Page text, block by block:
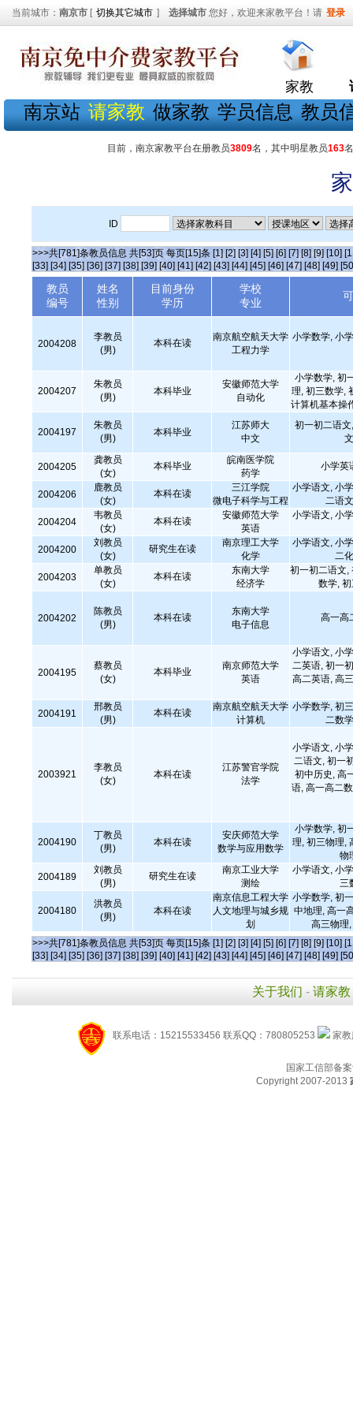
当前城市： 南京市 [ 切换其它城市 ] 选择城市 您好，欢迎来家教平台！请 登录
家教
南京站 请家教 做家教 学员信息 教员
目前，南京家教平台在册教员3809名，其中明星教员163
ID
>>>共[781]条教员信息 共[53]页 每页[15]条 [1] [2] [3] [4] [5] [6] [7] [8] [9] [10]
[33] [34] [35] [36] [37] [38] [39] [40] [41] [42] [43] [44] [45] [46] [47] [48] [49]
教员
编号
姓名
性别
目前身份
学历
学校
专业
2004208
李教员
(男)
本科在读
南京航空航天大学
工程力学
小学数学, 小
2004207
朱教员
(男)
本科毕业
安徽师范大学
自动化
小学数学, 初
理, 初三数学,
计算机基本操
2004197
朱教员
(男)
本科毕业
江苏师大
中文
初一初二语
2004205
龚教员
(女)
本科毕业
皖南医学院
药学
小学英
2004206
鹿教员
(女)
本科在读
三江学院
微电子科学与工程
小学语文, 小
二语
2004204
韦教员
(女)
本科在读
安徽师范大学
英语
小学语文, 小
2004200
刘教员
(女)
研究生在读
南京理工大学
化学
小学语文, 小
二
2004203
单教员
(女)
本科在读
东南大学
经济学
初一初二语文,
数学,
2004202
陈教员
(男)
本科在读
东南大学
电子信息
高一高
2004195
蔡教员
(女)
本科毕业
南京师范大学
英语
小学语文, 小
二英语, 初一
高二英语, 高
2004191
邢教员
(男)
本科在读
南京航空航天大学
计算机
小学数学, 初
二数
2003921
李教员
(女)
本科在读
江苏警官学院
法学
小学语文, 小
二语文, 初一
初中历史, 高
语, 高一高二
2004190
丁教员
(男)
本科在读
安庆师范大学
数学与应用数学
小学数学, 初
理, 初三物理,
物
2004189
刘教员
(男)
研究生在读
南京工业大学
测绘
小学语文, 小
三
2004180
洪教员
(男)
本科在读
南京信息工程大学
人文地理与城乡规
划
小学数学, 初
中地理, 高一
高三物理
>>>共[781]条教员信息 共[53]页 每页[15]条 [1] [2] [3] [4] [5] [6] [7] [8] [9] [10]
[33] [34] [35] [36] [37] [38] [39] [40] [41] [42] [43] [44] [45] [46] [47] [48] [49]
关于我们 - 请家教
联系电话：15215533456 联系QQ：780805253 家
国家工信部备
Copyright 2007-2013